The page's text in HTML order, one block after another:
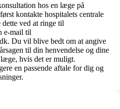
hos en læge på
kontakte hospitalets centrale
ved at ringe til
e-mail til
Du vil blive bedt om at angive
til din henvendelse og dine
hvis det er muligt.
en passende aftale for dig og